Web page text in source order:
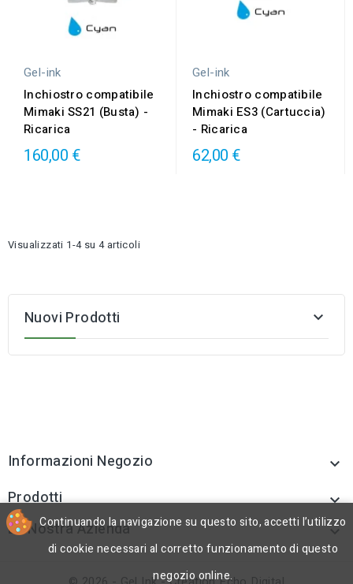
Gel-ink
Inchiostro compatibile
Mimaki SS21 (Busta) -
Ricarica
160,00 €
Gel-ink
Inchiostro compatibile
Mimaki ES3 (Cartuccia)
- Ricarica
62,00 €
Visualizzati 1-4 su 4 articoli
Nuovi Prodotti 
Informazioni Negozio 
Prodotti 
La Nostra Azienda 
Continuando la navigazione su questo sito, accetti l’utilizzo
di cookie necessari al corretto funzionamento di questo
negozio online.